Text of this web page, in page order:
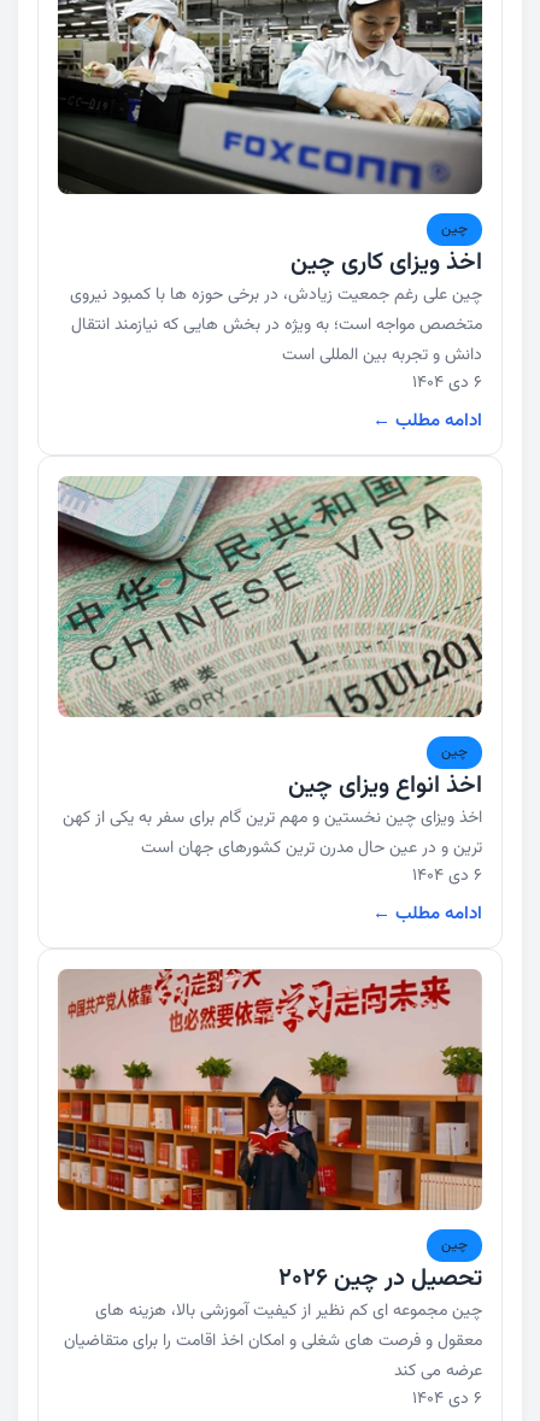
چین
اخذ ویزای کاری چین
چین علی رغم جمعیت زیادش، در برخی حوزه ها با کمبود نیروی
متخصص مواجه است؛ به ویژه در بخش هایی که نیازمند انتقال
دانش و تجربه بین المللی است
6 دی 1404
ادامه مطلب ←
چین
اخذ انواع ویزای چین
اخذ ویزای چین نخستین و مهم ترین گام برای سفر به یکی از کهن
ترین و در عین حال مدرن ترین کشورهای جهان است
6 دی 1404
ادامه مطلب ←
چین
تحصیل در چین 2026
چین مجموعه ای کم نظیر از کیفیت آموزشی بالا، هزینه های
معقول و فرصت های شغلی و امکان اخذ اقامت را برای متقاضیان
عرضه می کند
6 دی 1404